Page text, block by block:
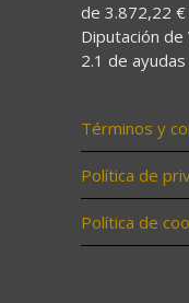
de 3.872,22 €
Diputación de
2.1 de
Términos y
Política de
Política de